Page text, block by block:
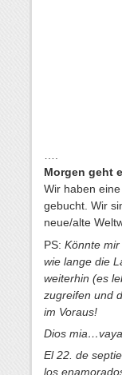
….
Morgen geht
Wir haben
gebucht. Wir
neue/alte
PS: Könnte
wie lange die
weiterhin (es
zugreifen und
im Voraus!
Dios
El 22. de
los